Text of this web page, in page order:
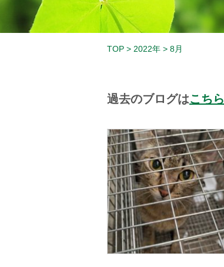
TOP > 2022年 > 8月
過去のブログはこちら